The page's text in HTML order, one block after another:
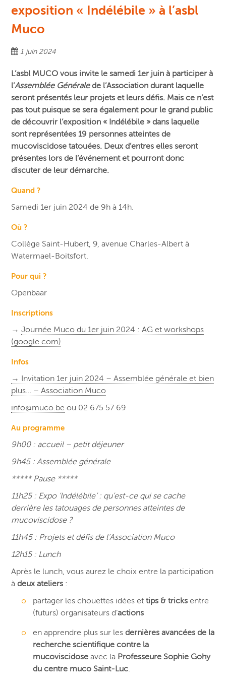
exposition « Indélébile » à l’asbl
Muco
1 juin 2024
L’asbl MUCO vous invite le samedi 1er juin à participer à
l’Assemblée Généralede l’Association durant laquelle
seront présentés leur projets et leurs défis. Mais ce n’est
pas tout puisque se sera également pour le grand public
de découvrir l’exposition « Indélébile » dans laquelle
sont représentées 19 personnes atteintes de
mucoviscidose tatouées. Deux d’entres elles seront
présentes lors de l’événement et pourront donc
discuter de leur démarche.
Quand ?
Samedi 1er juin 2024 de 9h à 14h.
Où ?
Collège Saint-Hubert, 9, avenue Charles-Albert à
Watermael-Boitsfort.
Pour qui ?
Openbaar
Inscriptions
→Journée Muco du 1er juin 2024 : AG et workshops
(google.com)
Infos
→ Invitation 1er juin 2024 – Assemblée générale et bien
plus… – Association Muco
info@muco.be ou 02 675 57 69
Au programme
9h00 : accueil – petit déjeuner
9h45 : Assemblée générale
***** Pause *****
11h25 : Expo ‘Indélébile’ : qu’est-ce qui se cache
derrière les tatouages de personnes atteintes de
mucoviscidose ?
11h45 : Projets et défis de l’Association Muco
12h15 : Lunch
Après le lunch, vous aurez le choix entre la participation
àdeux ateliers :
partager les chouettes idées ettips & tricksentre
(futurs) organisateurs d’actions
en apprendre plus sur lesdernières avancées de la
recherche scientifique contre la
mucoviscidose avec la Professeure Sophie Gohy
du centre muco Saint-Luc.